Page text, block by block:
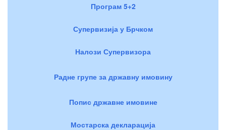
Програм 5+2
Супервизија у Брчком
Налози Супервизора
Радне групе за државну имовину
Попис државне имовине
Мостарска декларација